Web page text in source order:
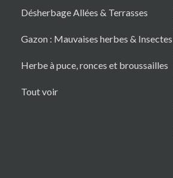
Désherbage Allées & Terrasses
Gazon : Mauvaises herbes & Insectes
Herbe à puce, ronces et broussailles
Tout voir